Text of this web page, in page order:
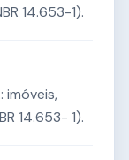
14.653-1).
imóveis,
14.653- 1).